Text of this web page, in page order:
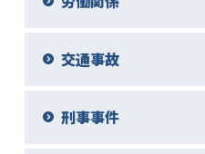
交通事故
刑事事件